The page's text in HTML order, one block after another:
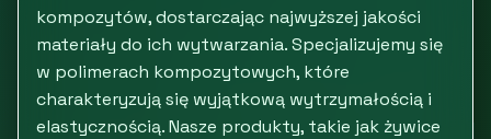
kompozytów, dostarczając najwyższej jakości
materiały do ich wytwarzania. Specjalizujemy się
w polimerach kompozytowych, które
charakteryzują się wyjątkową wytrzymałością i
elastycznością. Nasze produkty, takie jak żywice